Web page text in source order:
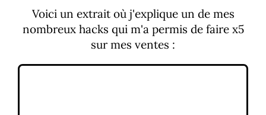
Voici un extrait où j'explique un de mes
nombreux hacks qui m'a permis de faire x5
sur mes ventes :